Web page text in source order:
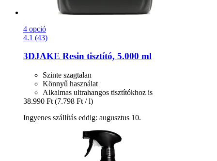
4 opció
4.1 (43)
3DJAKE Resin tisztító, 5.000 ml
Szinte szagtalan
Könnyű használat
Alkalmas ultrahangos tisztítókhoz is
38.990 Ft (7.798 Ft / l)
Ingyenes szállítás eddig: augusztus 10.